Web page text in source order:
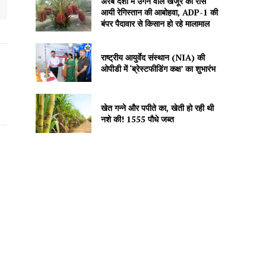
आयी रेगिस्तान की आबोहवा, ADP-1 की
बंपर पैदावार से किसान हो रहे मालामाल
राष्ट्रीय आयुर्वेद संस्थान (NIA) की
ओपीडी में ‘ब्रेस्टफीडिंग कक्ष’ का शुभारंभ
खेत गन्ने और पपीते का, खेती हो रही थी
नशे की! 1555 पौधे जब्त